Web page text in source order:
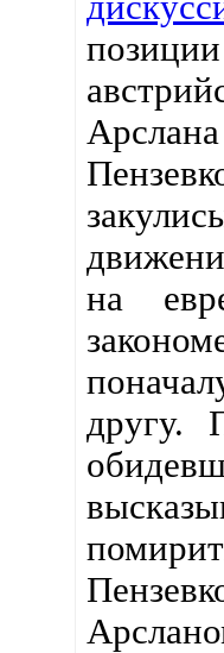
на
другу.